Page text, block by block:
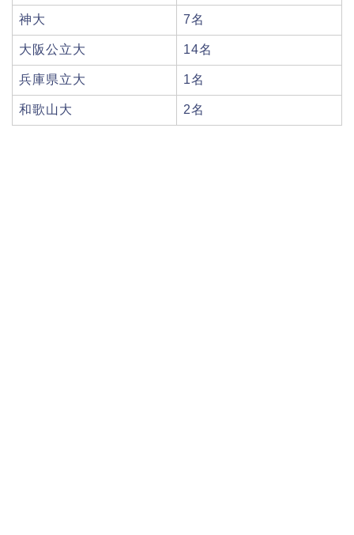
神大 7名
大阪公立大 14名
兵庫県立大 1名
和歌山大 2名